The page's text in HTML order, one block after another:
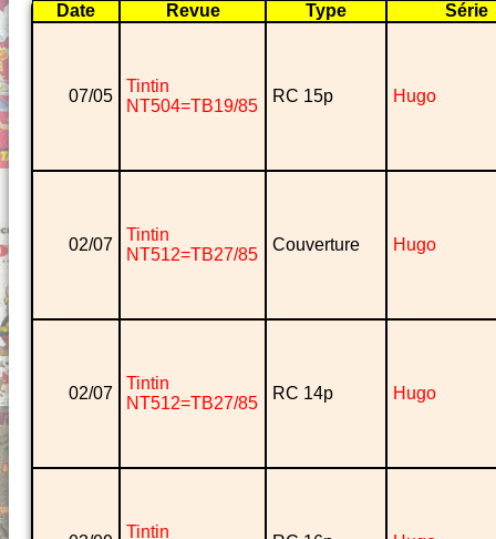
Date Revue Type Série
07/05
Tintin
NT504=TB19/85
RC 15p Hugo
02/07
Tintin
NT512=TB27/85
Couverture Hugo
02/07
Tintin
NT512=TB27/85
RC 14p Hugo
Tintin